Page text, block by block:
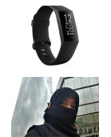
ا
ر
ا
ل